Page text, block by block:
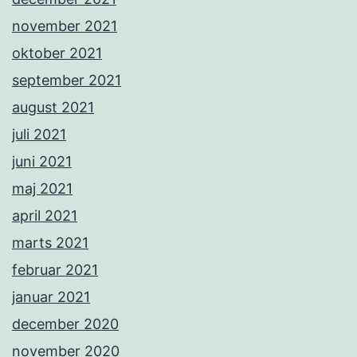
november 2021
oktober 2021
september 2021
august 2021
juli 2021
juni 2021
maj 2021
april 2021
marts 2021
februar 2021
januar 2021
december 2020
november 2020